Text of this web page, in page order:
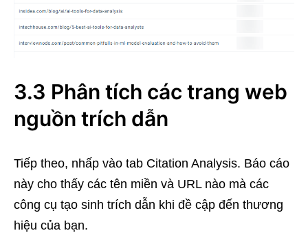
3.3 Phân tích các trang web
nguồn trích dẫn
Tiếp theo, nhấp vào tab Citation Analysis. Báo cáo
này cho thấy các tên miền và URL nào mà các
công cụ tạo sinh trích dẫn khi đề cập đến thương
hiệu của bạn.